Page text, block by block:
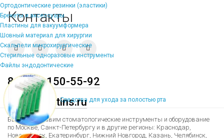
Ортодонтические резинки (эластики)
Брекеты и аксессуары
Пластины для вакуумформера
Шовный материал для хирургии
Скальпели микрохирургические
Стерильные одноразовые инструменты
Файлы эндодонтические
Средства для ухода за полостью рта
Контакты
8 (495) 150-55-92
mail@dentins.ru
Быстро доставим стоматологические инструменты и оборудование
по Москве, Санкт-Петербургу и в другие регионы: Краснодар,
Новосибирск, Екатеринбург, Нижний Новгород, Казань, Челябинск,